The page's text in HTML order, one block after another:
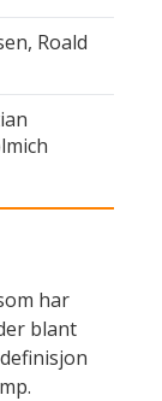
Roald
har
blant